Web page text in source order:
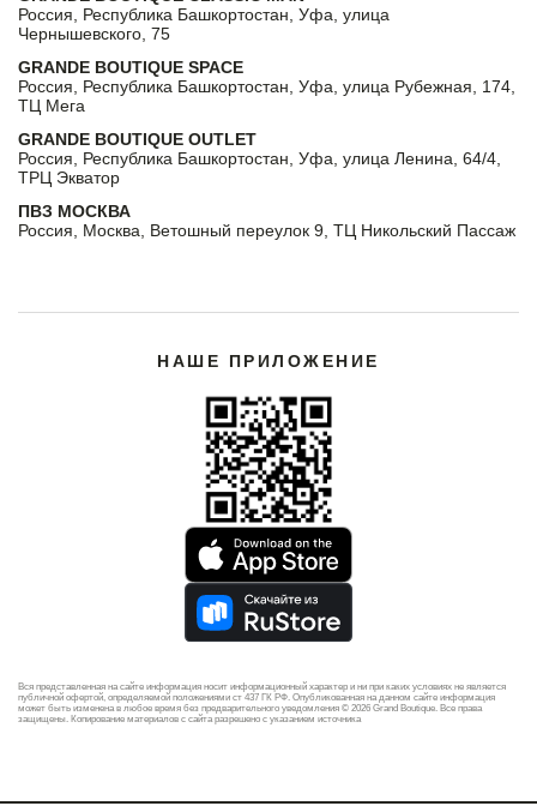
Россия, Республика Башкортостан, Уфа, улица
Чернышевского, 75
GRANDE BOUTIQUE SPACE
Россия, Республика Башкортостан, Уфа, улица Рубежная, 174,
ТЦ Мега
GRANDE BOUTIQUE OUTLET
Россия, Республика Башкортостан, Уфа, улица Ленина, 64/4,
ТРЦ Экватор
ПВЗ МОСКВА
Россия, Москва, Ветошный переулок 9, ТЦ Никольский Пассаж
НАШЕ ПРИЛОЖЕНИЕ
Вся представленная на сайте информация носит информационный характер и ни при каких условиях не является
публичной офертой, определяемой положениями ст 437 ГК РФ. Опубликованная на данном сайте информация
может быть изменена в любое время без предварительного уведомления © 2026 Grand Boutique. Все права
защищены. Копирование материалов с сайта разрешено с указанием источника